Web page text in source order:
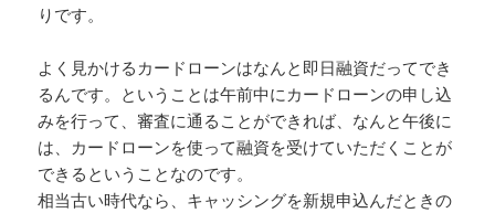
りです。
よく見かけるカードローンはなんと即日融資だってでき
るんです。ということは午前中にカードローンの申し込
みを行って、審査に通ることができれば、なんと午後に
は、カードローンを使って融資を受けていただくことが
できるということなのです。
相当古い時代なら、キャッシングを新規申込んだときの